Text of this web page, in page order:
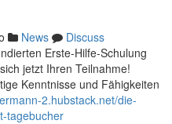
News
Discuss
Erste-Hilfe-Schulung
jetzt Ihren Teilnahme!
Kenntnisse und Fähigkeiten
2.hubstack.net/die-
tagebucher